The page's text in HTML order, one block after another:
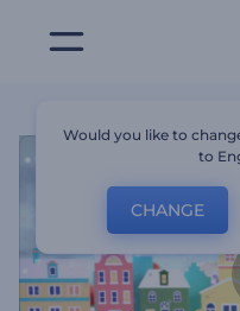
Would you like to
to
CHANGE